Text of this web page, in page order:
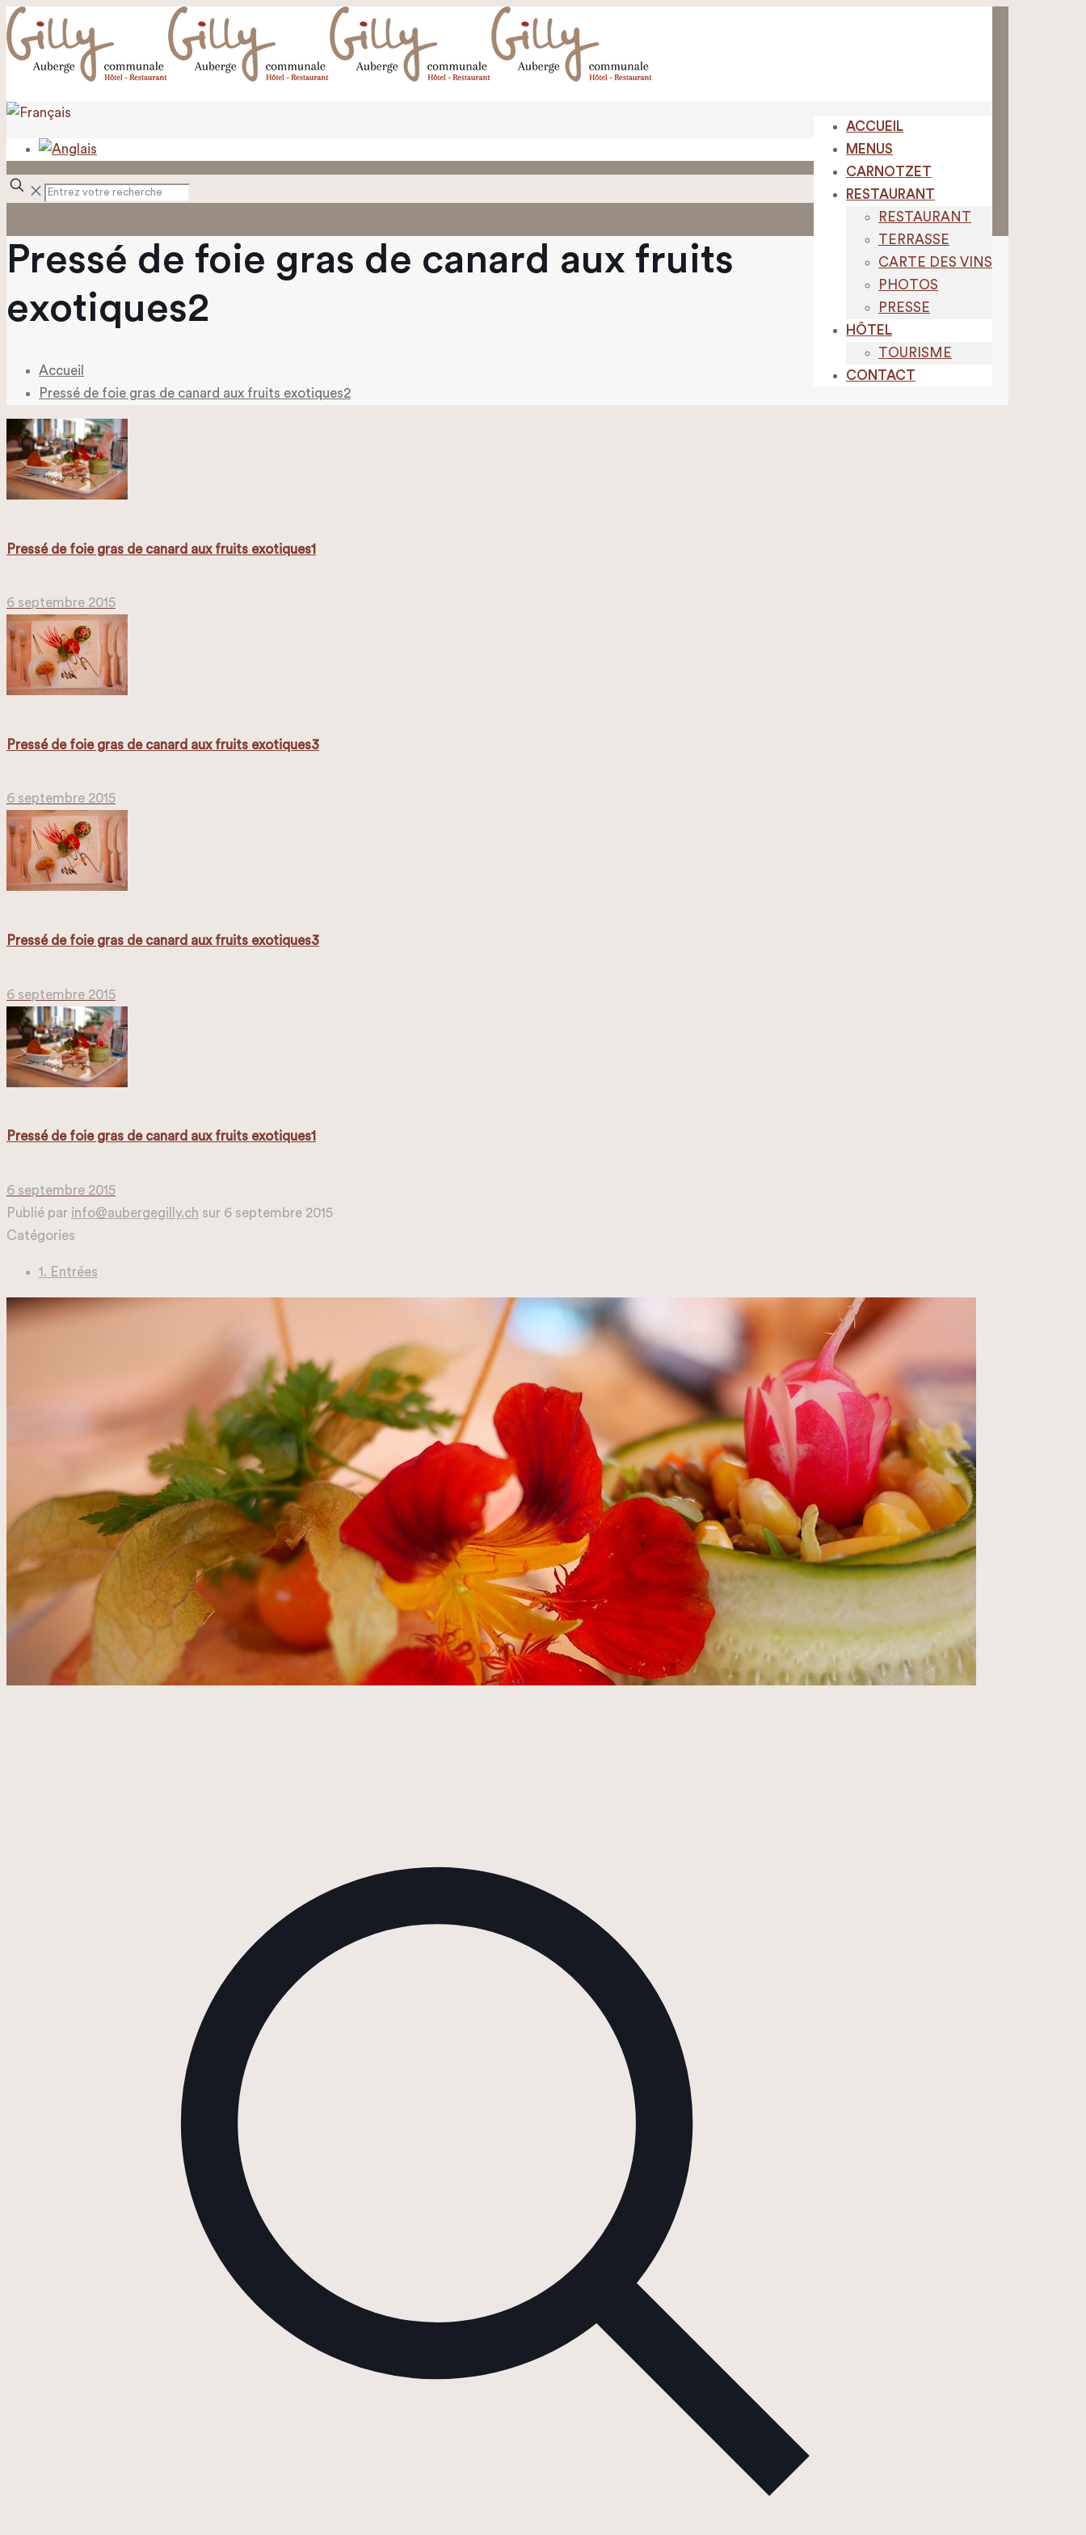
ACCUEIL
MENUS
CARNOTZET
RESTAURANT
RESTAURANT
TERRASSE
CARTE DES VINS
PHOTOS
PRESSE
HÔTEL
TOURISME
CONTACT
✕
Pressé de foie gras de canard aux fruits
exotiques2
Accueil
Pressé de foie gras de canard aux fruits exotiques2
Pressé de foie gras de canard aux fruits exotiques1
6 septembre 2015
Pressé de foie gras de canard aux fruits exotiques3
6 septembre 2015
Pressé de foie gras de canard aux fruits exotiques3
6 septembre 2015
Pressé de foie gras de canard aux fruits exotiques1
6 septembre 2015
Publié par info@aubergegilly.ch sur 6 septembre 2015
Catégories
1. Entrées